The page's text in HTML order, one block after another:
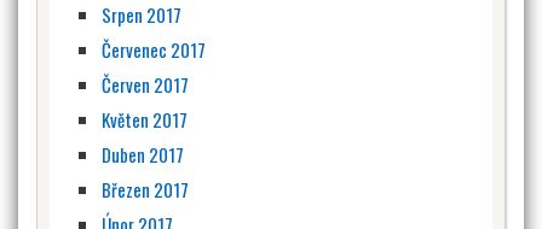
Srpen 2017
Červenec 2017
Červen 2017
Květen 2017
Duben 2017
Březen 2017